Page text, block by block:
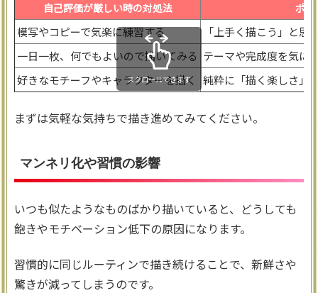
自己評価が厳しい時の対処法 ポイ
模写やコピーで気楽に練習する
「上手く描こう」と
一日一枚、何でもよいので描いてみる テーマや完成度を気に
好きなモチーフやキャラクターを描く
純粋に「描く楽しさ」
スクロールできます
まずは気軽な気持ちで描き進めてみてください。
マンネリ化や習慣の影響
いつも似たようなものばかり描いていると、どうしても
飽きやモチベーション低下の原因になります。
習慣的に同じルーティンで描き続けることで、新鮮さや
驚きが減ってしまうのです。